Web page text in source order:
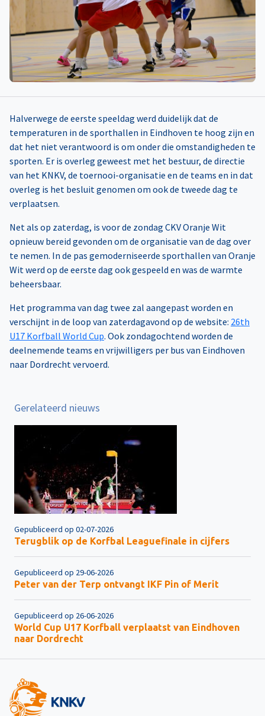
Halverwege de eerste speeldag werd duidelijk dat de
temperaturen in de sporthallen in Eindhoven te hoog zijn en
dat het niet verantwoord is om onder die omstandigheden te
sporten. Er is overleg geweest met het bestuur, de directie
van het KNKV, de toernooi-organisatie en de teams en in dat
overleg is het besluit genomen om ook de tweede dag te
verplaatsen.
Net als op zaterdag, is voor de zondag CKV Oranje Wit
opnieuw bereid gevonden om de organisatie van de dag over
te nemen. In de pas gemoderniseerde sporthallen van Oranje
Wit werd op de eerste dag ook gespeeld en was de warmte
beheersbaar.
Het programma van dag twee zal aangepast worden en
verschijnt in de loop van zaterdagavond op de website: 26th
U17 Korfball World Cup. Ook zondagochtend worden de
deelnemende teams en vrijwilligers per bus van Eindhoven
naar Dordrecht vervoerd.
Gerelateerd nieuws
Gepubliceerd op 02-07-2026
Terugblik op de Korfbal Leaguefinale in cijfers
Gepubliceerd op 29-06-2026
Peter van der Terp ontvangt IKF Pin of Merit
Gepubliceerd op 26-06-2026
World Cup U17 Korfball verplaatst van Eindhoven
naar Dordrecht